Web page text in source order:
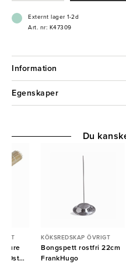
Externt lager 1-2d
Art. nr: K47309
Information
Egenskaper
Pure
KÖKSREDSKAP ÖVRIGT
Bongspett rostfri 22cm
FrankHugo
Du